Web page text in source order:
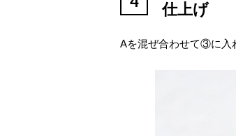
仕上げ
Aを混ぜ合わせて③に入